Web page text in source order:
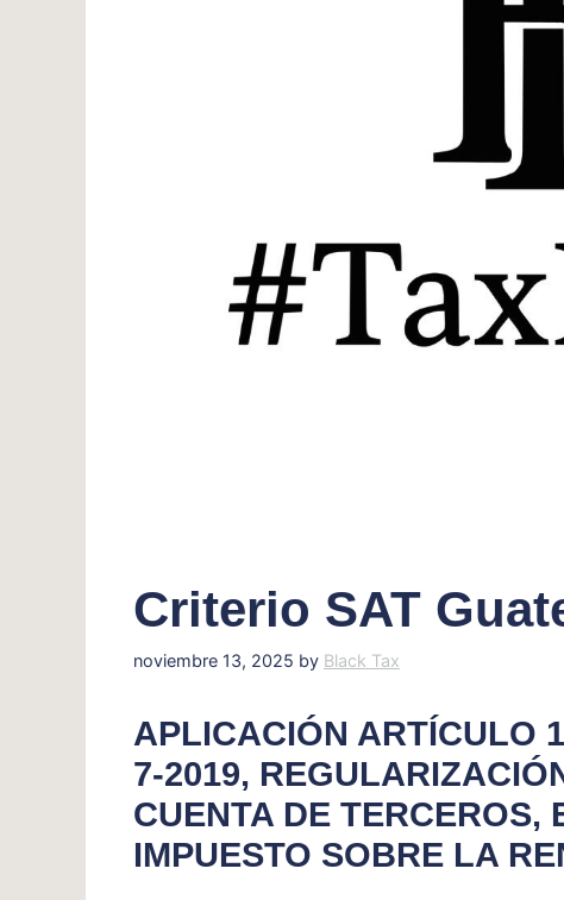
Criterio SAT
noviembre 13, 2025 by Black Tax
APLICACIÓN ARTÍCULO
7-2019,
CUENTA DE TERCEROS,
IMPUESTO SOBRE LA